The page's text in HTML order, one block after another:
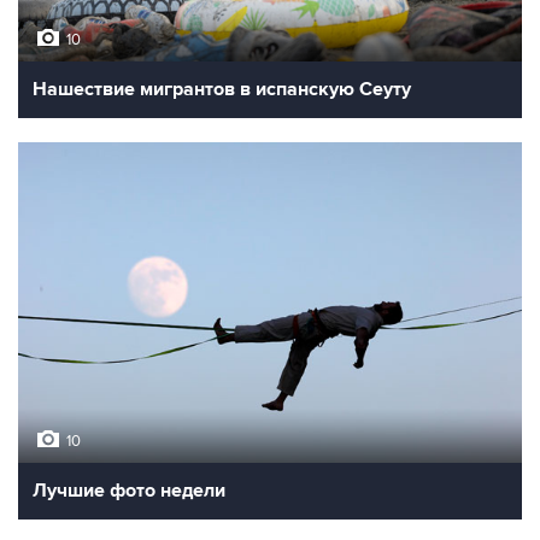
10
Нашествие мигрантов в испанскую Сеуту
10
Лучшие фото недели